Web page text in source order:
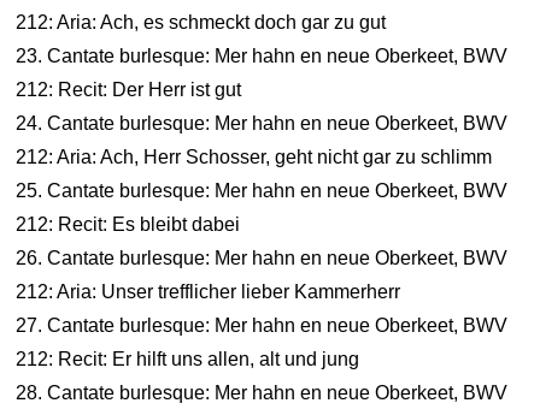
212: Aria: Ach, es schmeckt doch gar zu gut
23. Cantate burlesque: Mer hahn en neue Oberkeet, BWV
212: Recit: Der Herr ist gut
24. Cantate burlesque: Mer hahn en neue Oberkeet, BWV
212: Aria: Ach, Herr Schosser, geht nicht gar zu schlimm
25. Cantate burlesque: Mer hahn en neue Oberkeet, BWV
212: Recit: Es bleibt dabei
26. Cantate burlesque: Mer hahn en neue Oberkeet, BWV
212: Aria: Unser trefflicher lieber Kammerherr
27. Cantate burlesque: Mer hahn en neue Oberkeet, BWV
212: Recit: Er hilft uns allen, alt und jung
28. Cantate burlesque: Mer hahn en neue Oberkeet, BWV